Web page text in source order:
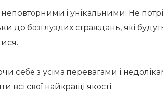
і унікальними. Не
до безглуздих страждань, які
себе з усіма перевагами і
всі свої найкращі якості.